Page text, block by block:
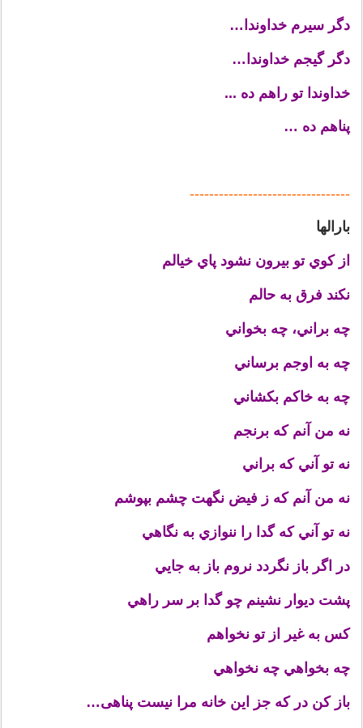
دگر سیرم خداوندا…
دگر گیجم خداوندا…
خداوندا تو راهم ده ...
پناهم ده …
---------------------------------
بارالها
از كوي تو بيرون نشود پاي خيالم
نكند فرق به حالم
چه براني، چه بخواني
چه به اوجم برساني
چه به خاكم بكشاني
نه من آنم كه برنجم
نه تو آني كه براني
نه من آنم كه ز فيض نگهت چشم بپوشم
نه تو آني كه گدا را ننوازي به نگاهي
در اگر باز نگردد نروم باز به جايي
پشت ديوار نشينم چو گدا بر سر راهي
كس به غير از تو نخواهم
چه بخواهي چه نخواهي
باز كن در كه جز اين خانه مرا نيست پناهی…